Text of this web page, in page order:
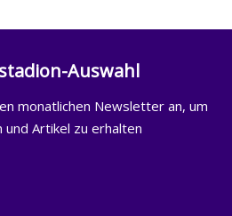
Auswahl
monatlichen Newsletter an, um
Artikel zu erhalten